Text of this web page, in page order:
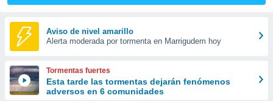
y
forma
digital
basada
Aviso de nivel amarillo
Alerta moderada por tormenta en Marrigudem hoy
Tormentas fuertes
Esta tarde las tormentas dejarán fenómenos
adversos en 6 comunidades